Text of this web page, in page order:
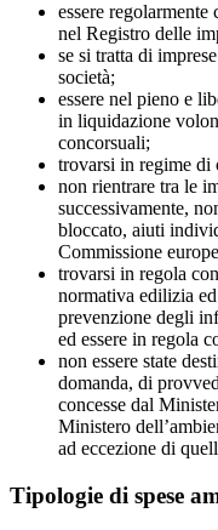
essere
nel Registro delle
se si tratta di
società;
essere nel pieno e
in liquidazione
concorsuali;
trovarsi in regime di
non rientrare tra le
successivamente,
bloccato, aiuti
Commissione
trovarsi in regola
normativa edilizia
prevenzione degli
ed essere in regola
non essere state
domanda, di
concesse dal
Ministero
ad eccezione di
Tipologie di spese